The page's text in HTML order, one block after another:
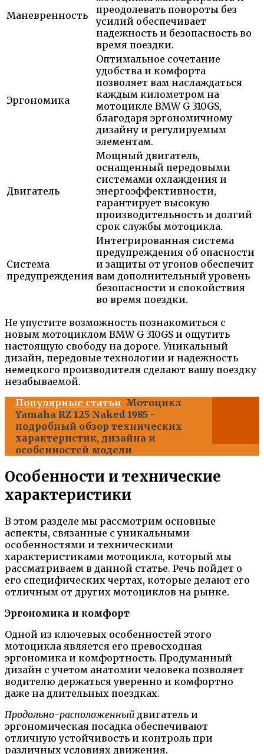
Маневренность
преодолевать повороты без
усилий обеспечивает
надежность и безопасность во
время поездки.
Эргономика
Оптимальное сочетание
удобства и комфорта
позволяет вам наслаждаться
каждым километром на
мотоцикле BMW G 310GS,
благодаря эргономичному
дизайну и регулируемым
элементам.
Двигатель
Мощный двигатель,
оснащенный передовыми
системами охлаждения и
энергоэффективности,
гарантирует высокую
производительность и долгий
срок службы мотоцикла.
Система
предупреждения
Интегрированная система
предупреждения об опасности
и защиты от угонов обеспечит
вам дополнительный уровень
безопасности и спокойствия
во время поездки.
Не упустите возможность познакомиться с
новым мотоциклом BMW G 310GS и ощутить
настоящую свободу на дороге. Уникальный
дизайн, передовые технологии и надежность
немецкого производителя сделают вашу поездку
незабываемой.
Популярные статьи Мотоцикл
Yamaha RZ 125 Naked 1985 -
подробный обзор технических
характеристик, дизайна и
особенностей модели
Особенности и технические
характеристики
В этом разделе мы рассмотрим основные
аспекты, связанные с уникальными
особенностями и техническими
характеристиками мотоцикла, который мы
рассматриваем в данной статье. Речь пойдет о
его специфических чертах, которые делают его
отличным от других мотоциклов на рынке.
Эргономика и комфорт
Одной из ключевых особенностей этого
мотоцикла является его превосходная
эргономика и комфортность. Продуманный
дизайн с учетом анатомии человека позволяет
водителю держаться уверенно и комфортно
даже на длительных поездках.
Продольно-расположенный двигатель и
эргономическая посадка обеспечивают
отличную устойчивость и контроль при
различных условиях движения.